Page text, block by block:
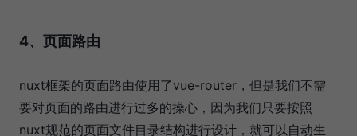
4、页面路由
nuxt框架的页面路由使用了vue-router，但是我们不需
要对页面的路由进行过多的操心，因为我们只要按照
nuxt规范的页面文件目录结构进行设计，就可以自动生